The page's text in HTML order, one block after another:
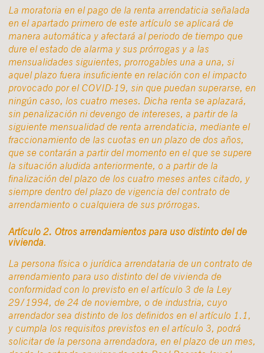
La moratoria en el pago de la renta arrendaticia señalada
en el apartado primero de este artículo se aplicará de
manera automática y afectará al periodo de tiempo que
dure el estado de alarma y sus prórrogas y a las
mensualidades siguientes, prorrogables una a una, si
aquel plazo fuera insuficiente en relación con el impacto
provocado por el COVID-19, sin que puedan superarse, en
ningún caso, los cuatro meses. Dicha renta se aplazará,
sin penalización ni devengo de intereses, a partir de la
siguiente mensualidad de renta arrendaticia, mediante el
fraccionamiento de las cuotas en un plazo de dos años,
que se contarán a partir del momento en el que se supere
la situación aludida anteriormente, o a partir de la
finalización del plazo de los cuatro meses antes citado, y
siempre dentro del plazo de vigencia del contrato de
arrendamiento o cualquiera de sus prórrogas.
Artículo 2. Otros arrendamientos para uso distinto del de
vivienda.
La persona física o jurídica arrendataria de un contrato de
arrendamiento para uso distinto del de vivienda de
conformidad con lo previsto en el artículo 3 de la Ley
29/1994, de 24 de noviembre, o de industria, cuyo
arrendador sea distinto de los definidos en el artículo 1.1,
y cumpla los requisitos previstos en el artículo 3, podrá
solicitar de la persona arrendadora, en el plazo de un mes,